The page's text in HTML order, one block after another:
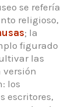
se refería
religioso,
; la
figurado
las
versión
los
escritores,